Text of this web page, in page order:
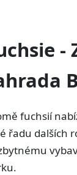
-
fuchsií
řadu dalších